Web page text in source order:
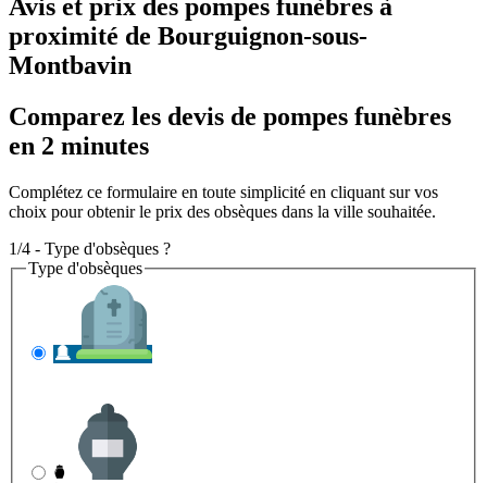
Avis et prix des pompes funèbres à
proximité de Bourguignon-sous-
Montbavin
Comparez les devis de pompes funèbres
en 2 minutes
Complétez ce formulaire en toute simplicité en cliquant sur vos
choix pour obtenir le prix des obsèques dans la ville souhaitée.
1/4 - Type d'obsèques ?
Type d'obsèques